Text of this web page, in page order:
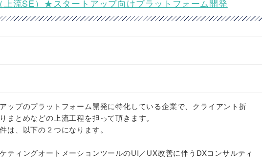
上流SE）★スタートアップ向けプラットフォーム開発
ップのプラットフォーム開発に特化している企業で、クライアント折
まとめなどの上流工程を担って頂きます。
は、以下の２つになります。
ティングオートメーションツールのUI／UX改善に伴うDXコンサルティ